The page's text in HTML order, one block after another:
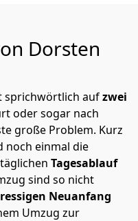
Dorsten
sprichwörtlich aufzwei
oder sogar nach
große Problem. Kurz
noch einmal die
Tagesablauf
sind so nicht
Neuanfang
Umzug zur